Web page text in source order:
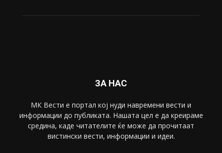
ЗА НАС
МК Вести е портал коj нуди навремени вести и
информации до публиката. Нашата цел е да креираме
средина, каде читателите ќе може да прочитаат
вистински вести, информации и идеи.